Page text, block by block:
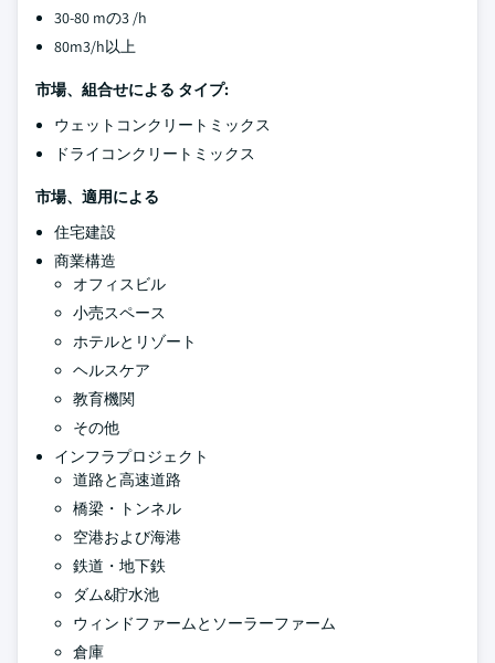
30-80 mの3 /h
80m3/h以上
市場、組合せによる タイプ:
ウェットコンクリートミックス
ドライコンクリートミックス
市場、適用による
住宅建設
商業構造
オフィスビル
小売スペース
ホテルとリゾート
ヘルスケア
教育機関
その他
インフラプロジェクト
道路と高速道路
橋梁・トンネル
空港および海港
鉄道・地下鉄
ダム&貯水池
ウィンドファームとソーラーファーム
倉庫